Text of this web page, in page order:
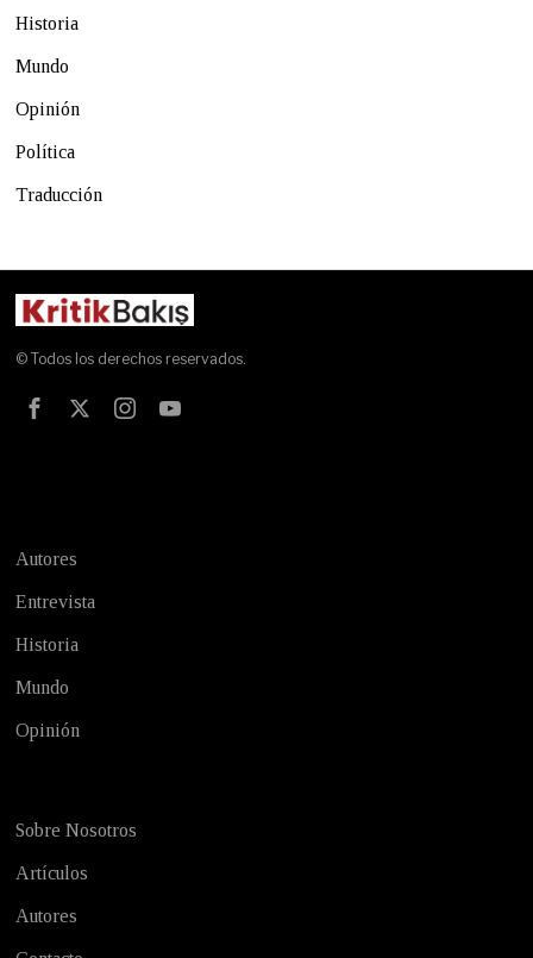
Historia
Mundo
Opinión
Política
Traducción
© Todos los derechos reservados.
Autores
Entrevista
Historia
Mundo
Opinión
Sobre Nosotros
Artículos
Autores